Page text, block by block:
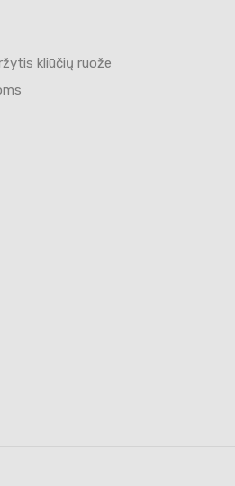
kliūčių ruože